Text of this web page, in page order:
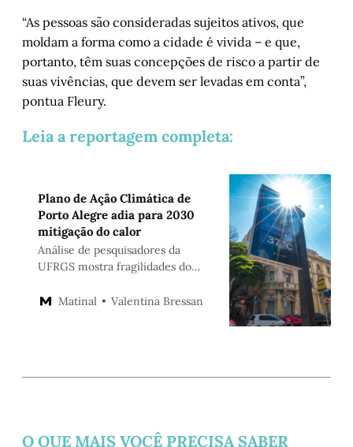
“As pessoas são consideradas sujeitos ativos, que
moldam a forma como a cidade é vivida – e que,
portanto, têm suas concepções de risco a partir de
suas vivências, que devem ser levadas em conta”,
pontua Fleury.
Leia a reportagem completa:
Plano de Ação Climática de
Porto Alegre adia para 2030
mitigação do calor
Análise de pesquisadores da
UFRGS mostra fragilidades do
para lidar com o problema do
Matinal Valentina Bressan
O QUE MAIS VOCÊ PRECISA SABER